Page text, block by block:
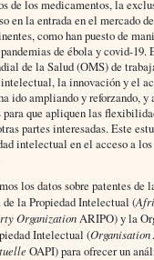
de los medicamentos, la
en la entrada en el mercado
como han puesto de
de ébola y covid-19.
de la Salud (OMS) de
la innovación y el
ido ampliando y reforzando, y
para que apliquen las
partes interesadas. Este
intelectual en el acceso a
los datos sobre patentes de
la Propiedad Intelectual (
OrganizationARIPO) y la
Intelectual (
OAPI) para ofrecer un